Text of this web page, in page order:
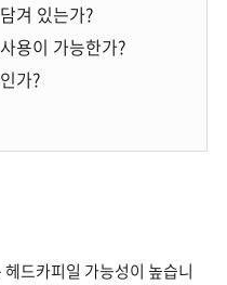
겨 있는가?
용이 가능한가?
가?
드카피일 가능성이 높습니